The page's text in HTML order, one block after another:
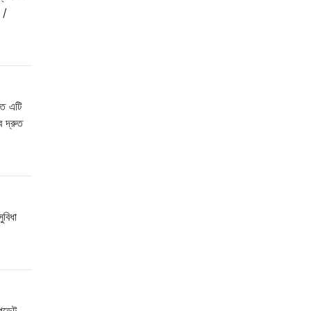
/
এটি
দ্রুত